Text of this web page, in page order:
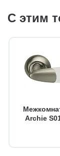
С этим
Archie